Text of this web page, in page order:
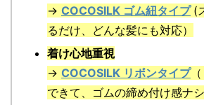
→ COCOSILK ゴム紐タイプ (
るだけ、どんな髪にも対応）
着け心地重視
→ COCOSILK リボンタイプ
できて、ゴムの締め付け感ナシ